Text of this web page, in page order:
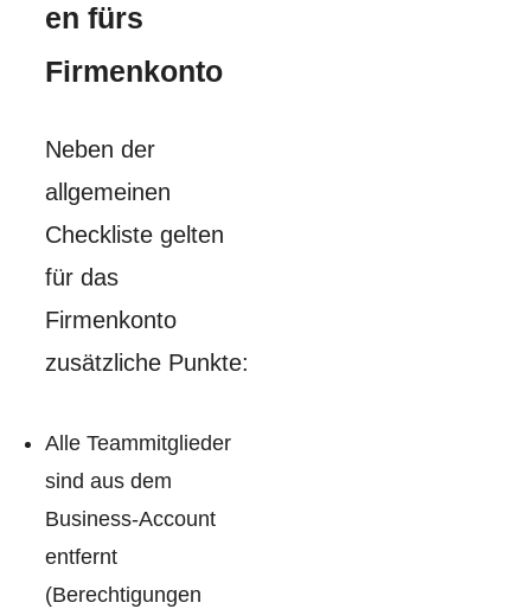
en fürs
Firmenkonto
Neben der
allgemeinen
Checkliste gelten
für das
Firmenkonto
zusätzliche Punkte:
Alle Teammitglieder
sind aus dem
Business-Account
entfernt
(Berechtigungen